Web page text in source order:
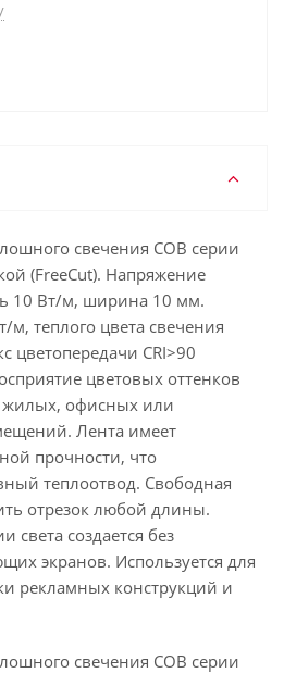
свечения COB серии
(FreeCut). Напряжение
10 Вт/м, ширина 10 мм.
м, теплого цвета свечения
цветопередачи CRI>90
цветовых оттенков
офисных или
Лента имеет
прочности, что
теплоотвод. Свободная
отрезок любой длины.
создается без
экранов. Используется для
рекламных конструкций и
свечения COB серии